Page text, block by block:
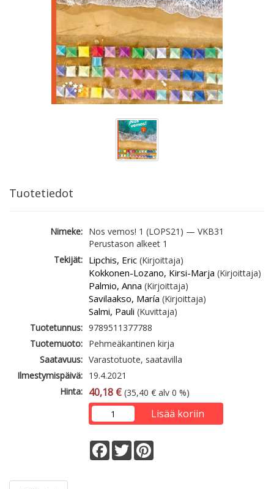
Tuotetiedot
Nimeke: Nos vemos! 1 (LOPS21) — VKB31
Perustason alkeet 1
Tekijät: Lipchis, Eric (Kirjoittaja)
Kokkonen-Lozano, Kirsi-Marja (Kirjoittaja)
Palmio, Anna (Kirjoittaja)
Savilaakso, María (Kirjoittaja)
Salmi, Pauli (Kuvittaja)
Tuotetunnus: 9789511377788
Tuotemuoto: Pehmeäkantinen kirja
Saatavuus: Varastotuote, saatavilla
Ilmestymispäivä: 19.4.2021
Hinta: 40,18 € (35,40 € alv 0 %)
Lisää koriin
Facebook
Twitter